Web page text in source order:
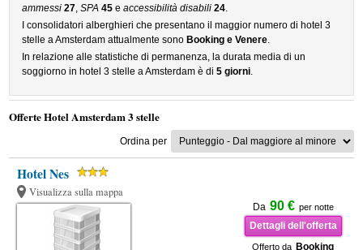
ammessi 27,SPA 45 eaccessibilità disabili 24.
I consolidatori alberghieri che presentano il maggior numero di hotel 3
stelle a Amsterdam attualmente sono Booking e Venere.
In relazione alle statistiche di permanenza, la durata media di un
soggiorno in hotel 3 stelle a Amsterdam è di5 giorni.
Offerte Hotel Amsterdam 3 stelle
Ordina per
Hotel Nes
Visualizza sulla mappa
Da 90 € per notte
Dettagli dell'offerta
Offerto da Booking